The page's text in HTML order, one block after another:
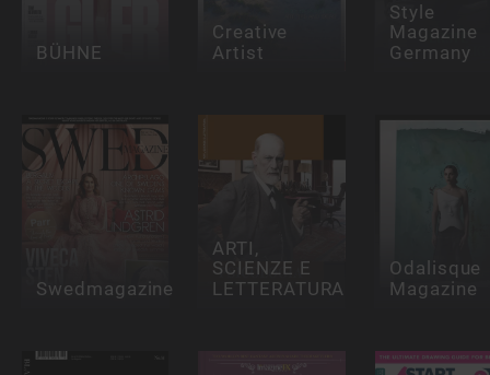
BÜHNE
Creative
Artist
Style
Magazine
Germany
Swedmagazine
ARTI,
SCIENZE E
LETTERATURA
Odalisque
Magazine